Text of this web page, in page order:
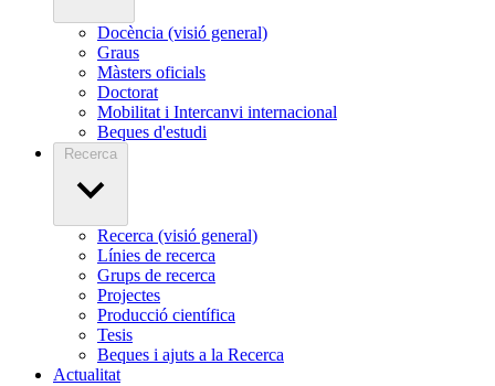
Docència (visió general)
Graus
Màsters oficials
Doctorat
Mobilitat i Intercanvi internacional
Beques d'estudi
Recerca
Recerca (visió general)
Línies de recerca
Grups de recerca
Projectes
Producció científica
Tesis
Beques i ajuts a la Recerca
Actualitat